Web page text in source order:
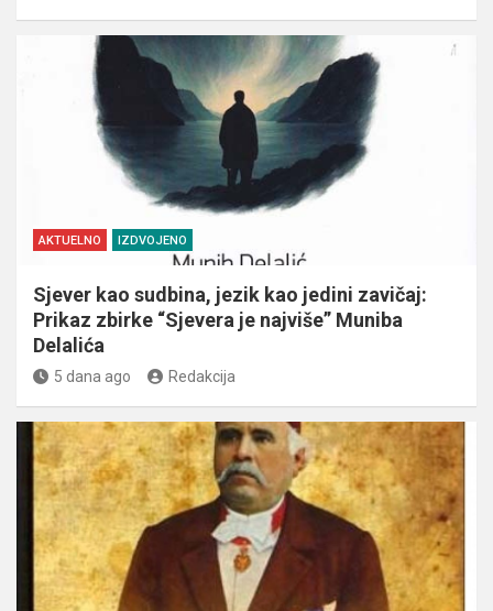
AKTUELNO IZDVOJENO
Sjever kao sudbina, jezik kao jedini zavičaj:
Prikaz zbirke “Sjevera je najviše” Muniba
Delalića
5 dana ago Redakcija